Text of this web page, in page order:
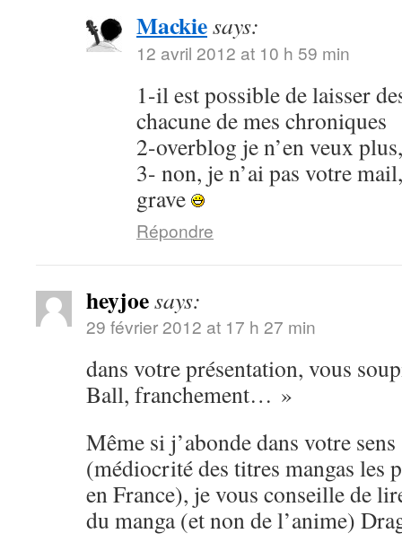
Mackiesays:
12 avril 2012 at 10 h 59 min
1-il est possible de laisser
chacune de mes chroniques
2-overblog je n’en veux
3- non, je n’ai pas votre
grave
Répondre
heyjoesays:
29 février 2012 at 17 h 27 min
dans votre présentation, vous
Ball, franchement… »
Même si j’abonde dans votre
(médiocrité des titres mangas les
en France), je vous conseille de
du manga (et non de l’anime)